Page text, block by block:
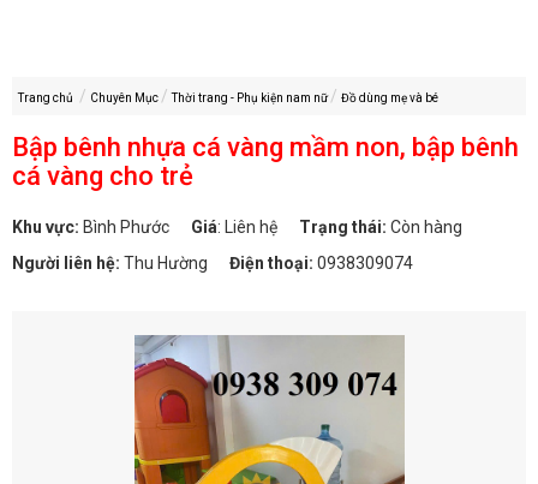
Trang chủ Chuyên Mục Thời trang - Phụ kiện nam nữ Đồ dùng mẹ và bé
Bập bênh nhựa cá vàng mầm non, bập bênh
cá vàng cho trẻ
Khu vực: Bình Phước Giá: Liên hệ Trạng thái: Còn hàng
Người liên hệ: Thu Hường Điện thoại: 0938309074